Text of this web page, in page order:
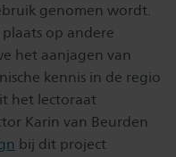
genomen wordt.
op andere
het aanjagen van
kennis in de regio
het lectoraat
Karin van Beurden
bij dit project